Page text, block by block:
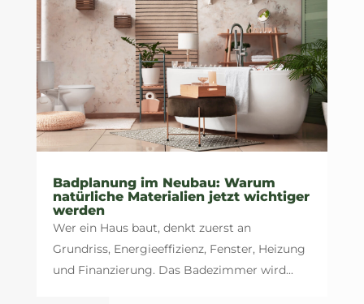
Badplanung im Neubau: Warum
natürliche Materialien jetzt wichtiger
werden
Wer ein Haus baut, denkt zuerst an
Grundriss, Energieeffizienz, Fenster, Heizung
und Finanzierung. Das Badezimmer wird...